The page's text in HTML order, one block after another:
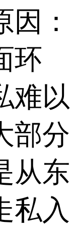
：
环
难以
部分
从东
私入